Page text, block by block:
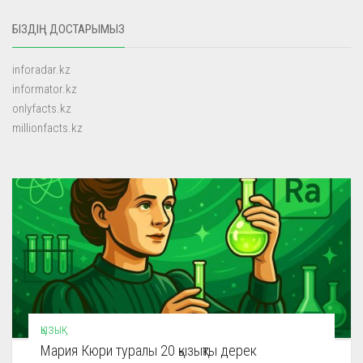
БІЗДІҢ ДОСТАРЫМЫЗ
inforadar.kz
informator.kz
onlyfacts.kz
millionfacts.kz
ҚЫЗЫҚ
Мария Кюри туралы 20 қызықты дерек